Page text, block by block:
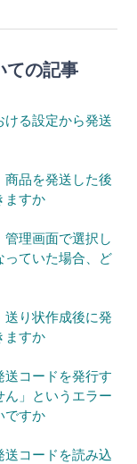
ての記事
ける設定から発送
商品を発送した後
ますか
管理画面で選択し
っていた場合、ど
送り状作成後に発
ますか
送コードを発行す
ん」というエラー
ですか
送コードを読み込